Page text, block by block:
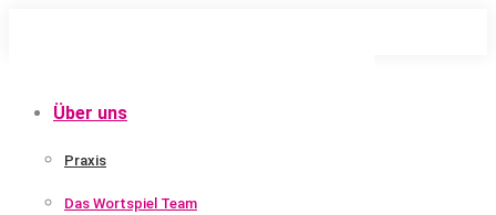
Über uns
Praxis
Das Wortspiel Team